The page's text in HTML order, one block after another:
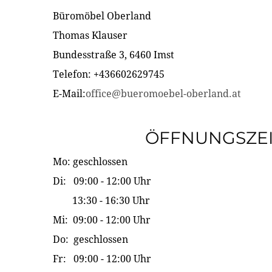
Büromöbel Oberland
Thomas Klauser
Bundesstraße 3, 6460 Imst
Telefon: +436602629745
E-Mail:office@bueromoebel-oberland.at
Mo: geschlossen
Di: 09:00 - 12:00 Uhr
13:30 - 16:30 Uhr
Mi: 09:00 - 12:00 Uhr
Do: geschlossen
Fr: 09:00 - 12:00 Uhr